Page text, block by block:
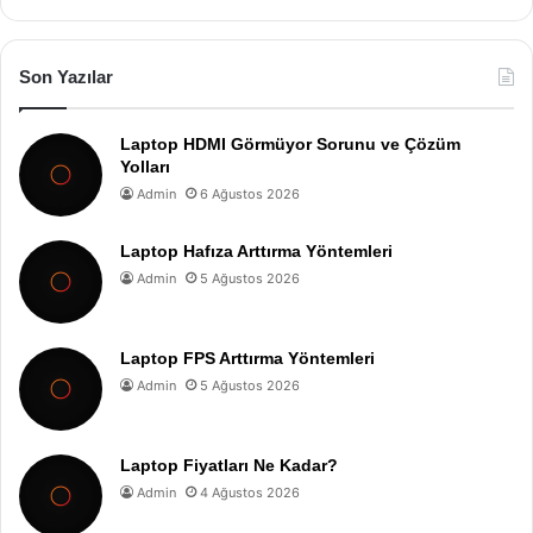
Son Yazılar
Laptop HDMI Görmüyor Sorunu ve Çözüm
Yolları
Admin 6 Ağustos 2026
Laptop Hafıza Arttırma Yöntemleri
Admin 5 Ağustos 2026
Laptop FPS Arttırma Yöntemleri
Admin 5 Ağustos 2026
Laptop Fiyatları Ne Kadar?
Admin 4 Ağustos 2026